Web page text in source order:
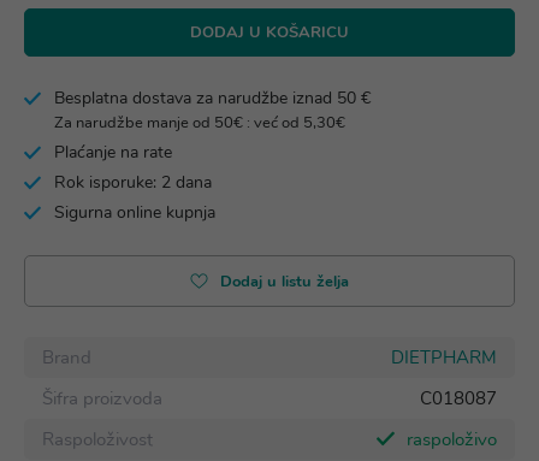
DODAJ U KOŠARICU
Besplatna dostava za narudžbe iznad 50 €
Za narudžbe manje od 50€ : već od 5,30€
Plaćanje na rate
Rok isporuke: 2 dana
Sigurna online kupnja
Dodaj u listu želja
Brand
DIETPHARM
Šifra proizvoda
C018087
Raspoloživost
raspoloživo